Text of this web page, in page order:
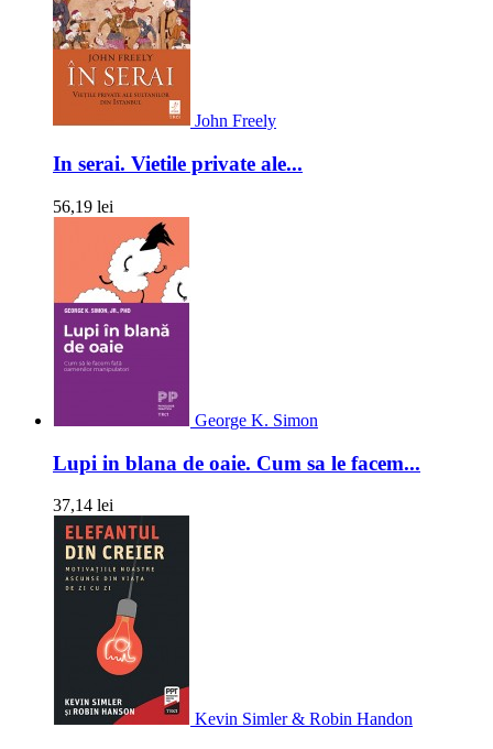
John Freely
In serai. Vietile private ale...
56,19 lei
George K. Simon
Lupi in blana de oaie. Cum sa le facem...
37,14 lei
Kevin Simler & Robin Handon